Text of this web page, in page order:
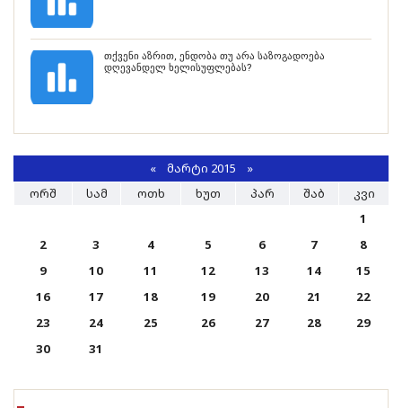
თქვენი აზრით, ენდობა თუ არა საზოგადოება
დღევანდელ ხელისუფლებას?
«ᲛᲐᲠᲢᲘ 2015 »
ᲝᲠᲨ
ᲡᲐᲛ ᲝᲗᲮ ᲮᲣᲗ ᲞᲐᲠ ᲨᲐᲑ
ᲙᲕᲘ
1
2
3 4 5 6 7
8
9
10 11 12 13 14
15
16
17 18 19 20 21
22
23
24 25 26 27 28
29
30
31